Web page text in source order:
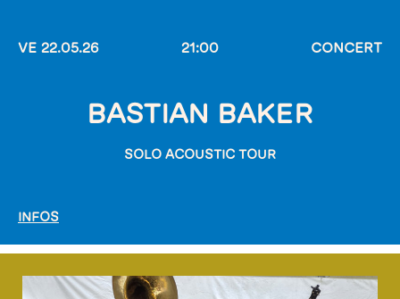
VE 22.05.26 21:00 CONCERT
BASTIAN BAKER
SOLO ACOUSTIC TOUR
INFOS